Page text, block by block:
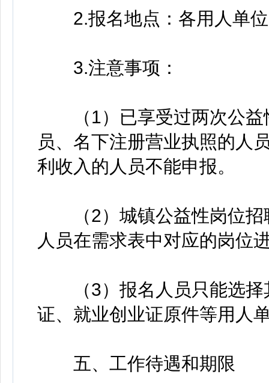
2.报名地点：各用人单
3.注意事项：
（1）已享受过两次公益
员、名下注册营业执照的人
利收入的人员不能申报。
（2）城镇公益性岗位招
人员在需求表中对应的岗位
（3）报名人员只能选择
证、就业创业证原件等用人
五、工作待遇和期限